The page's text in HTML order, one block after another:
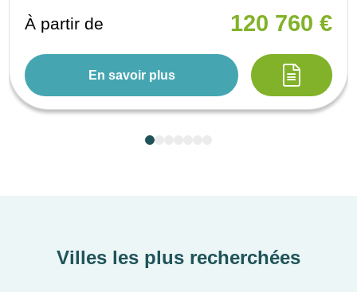
À partir de 120 760 €
En savoir plus
Villes les plus recherchées